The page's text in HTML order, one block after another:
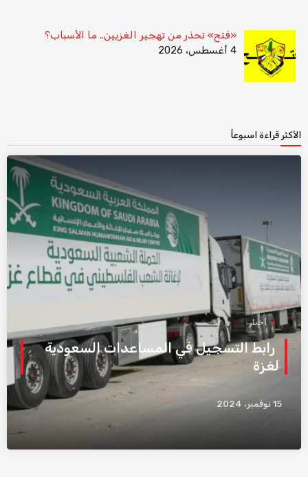
«فتح» تحذر من تهجير الغزيين.. ما الأسباب؟
4 أغسطس، 2026
الأكثر قراءة اسبوعاً
أخبار
رابط التسجيل في المساعدات السعودية
لغزة
15 نوفمبر، 2024